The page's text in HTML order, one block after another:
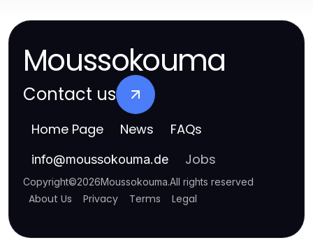
Moussokouma
Contact us
Home Page News FAQs
info@moussokouma.de Jobs
Copyright©2026Moussokouma.All rights reserved
About Us Privacy Terms Legal